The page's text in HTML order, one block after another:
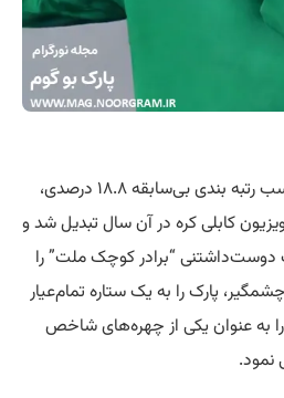
این سریال در سال ۲۰۱۵ با کسب رتبه بندی بی‌سابقه ۱۸.۸ درصدی،
کابلی کره در آن سال تبدیل شد و
دوست‌داشتنی “برادر کوچک ملت” را
پارک را به یک ستاره تمام‌عیار
را به عنوان یکی از چهره‌های شاخص
نمود.